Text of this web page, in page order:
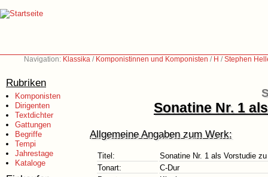
Navigation: Klassika / Komponistinnen und Komponisten / H /Stephen
Rubriken
Komponisten
Dirigenten
Textdichter
Gattungen
Begriffe
Tempi
Jahrestage
Kataloge
Sonatine Nr. 1
Allgemeine Angaben zum Werk:
Titel:
Sonatine Nr. 1 als Vorstudie
Tonart:
C-Dur